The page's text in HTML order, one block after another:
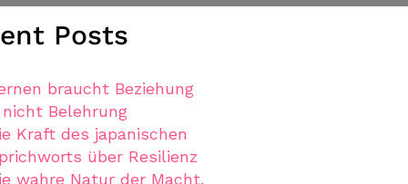
Posts
braucht Beziehung
Belehrung
Kraft des japanischen
über Resilienz
wahre Natur der Macht.